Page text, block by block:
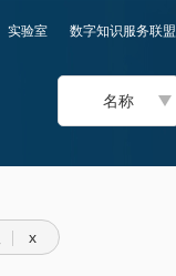
实验室 数字知识服务联盟
名称
x